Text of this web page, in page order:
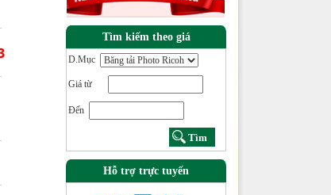
Tìm kiếm theo giá
D.Mục
Giá từ
Đến
Hỗ trợ trực tuyến